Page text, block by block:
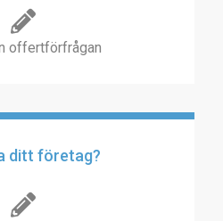
offertförfrågan
ditt företag?